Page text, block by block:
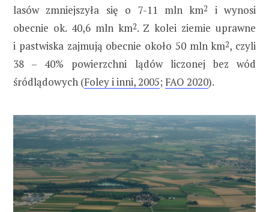
lasów zmniejszyła się o 7-11 mln km2
i wynosi
obecnie ok. 40,6 mln km2. Z kolei ziemie uprawne
i pastwiska zajmują obecnie około 50 mln km2, czyli
38 – 40% powierzchni lądów liczonej bez wód
śródlądowych (Foley i inni, 2005; FAO 2020).